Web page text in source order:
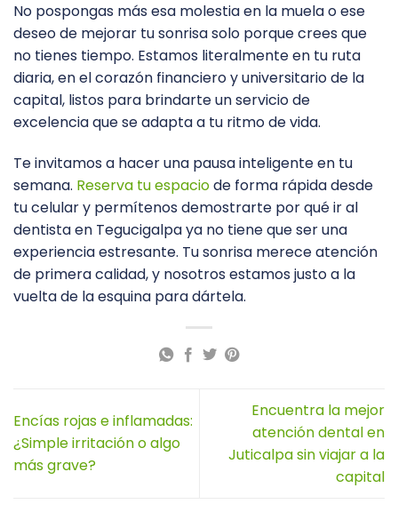
No pospongas más esa molestia en la muela o ese
deseo de mejorar tu sonrisa solo porque crees que
no tienes tiempo. Estamos literalmente en tu ruta
diaria, en el corazón financiero y universitario de la
capital, listos para brindarte un servicio de
excelencia que se adapta a tu ritmo de vida.
Te invitamos a hacer una pausa inteligente en tu
semana. Reserva tu espaciode forma rápida desde
tu celular y permítenos demostrarte por qué ir al
dentista en Tegucigalpa ya no tiene que ser una
experiencia estresante. Tu sonrisa merece atención
de primera calidad, y nosotros estamos justo a la
vuelta de la esquina para dártela.
Encías rojas e inflamadas:
¿Simple irritación o algo
más grave?
Encuentra la mejor
atención dental en
Juticalpa sin viajar a la
capital